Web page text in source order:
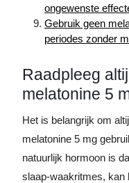
ongewenste
Gebruik geen
periodes zonder
Raadpleeg
melatonine 5
Het is belangrijk om
melatonine 5 mg
natuurlijk hormoon is
slaap-waakritmes, kan